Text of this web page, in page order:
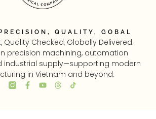
QUALITY, GOBAL
Quality Checked, Globally Delivered.
precision machining, automation
industrial supply—supporting modern
in Vietnam and beyond.